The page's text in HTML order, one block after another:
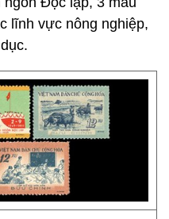
lĩnh vực nông nghiệp,